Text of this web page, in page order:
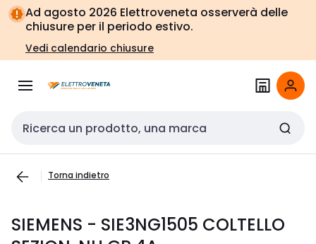
Vai alla
navigazione
Vai
alla
pagina
Ad agosto 2026 Elettroveneta osserverà delle
chiusure per il periodo estivo.
Vedi calendario chiusure
Cerca input
Torna indietro
SIEMENS - SIE3NG1505 COLTELLO